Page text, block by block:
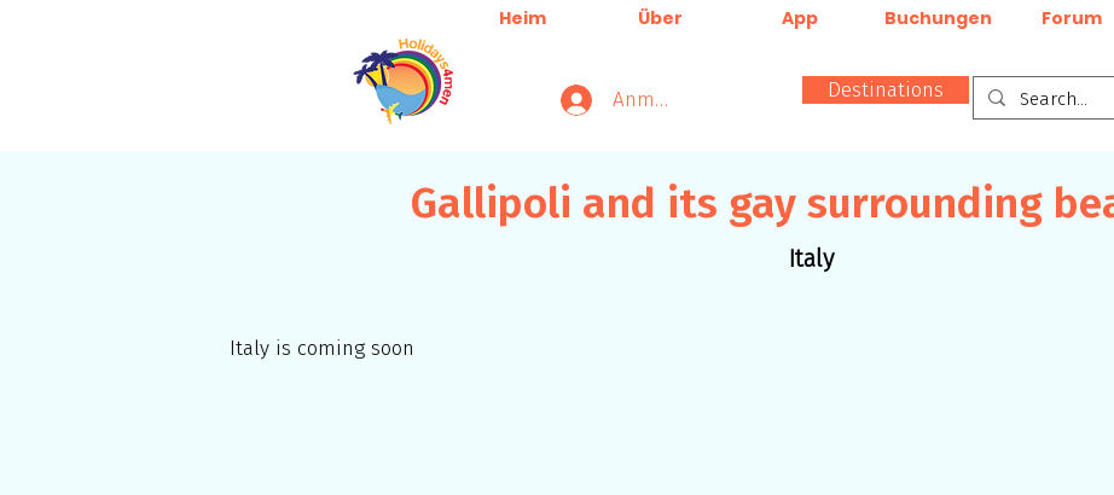
Heim Über App Buchungen Forum
Anmelden Destinations
Gallipoli and its gay surrounding
Italy
Italy is coming soon